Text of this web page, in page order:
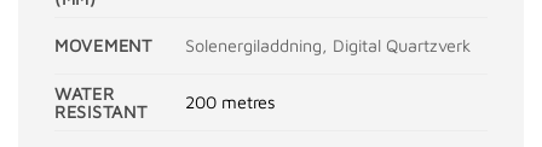
MOVEMENT Solenergiladdning, Digital Quartzverk
WATER
RESISTANT
200 metres